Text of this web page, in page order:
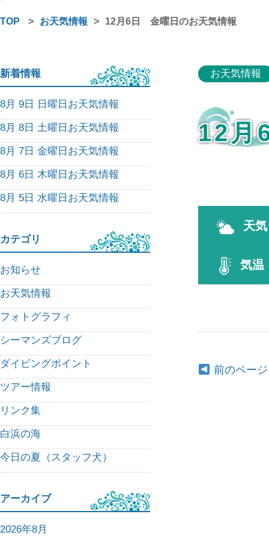
TOP > お天気情報 > 12月6日 金曜日のお天気情報
新着情報
8月 9日 日曜日お天気情報
8月 8日 土曜日お天気情報
8月 7日 金曜日お天気情報
8月 6日 木曜日お天気情報
8月 5日 水曜日お天気情報
カテゴリ
お知らせ
お天気情報
フォトグラフィ
シーマンズブログ
ダイビングポイント
ツアー情報
リンク集
白浜の海
今日の夏（スタッフ犬）
アーカイブ
2026年8月
お天気情報
12月
天気
気温
前のペー